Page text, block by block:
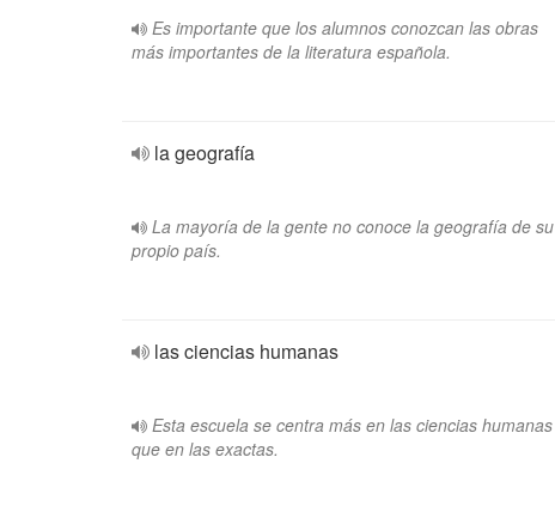
Es importante que los alumnos conozcan las obras
más importantes de la literatura española.
la geografía
La mayoría de la gente no conoce la geografía de su
propio país.
las ciencias humanas
Esta escuela se centra más en las ciencias humanas
que en las exactas.